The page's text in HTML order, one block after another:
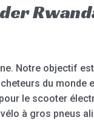
Notre objectif
du monde
le scooter
à gros pneus